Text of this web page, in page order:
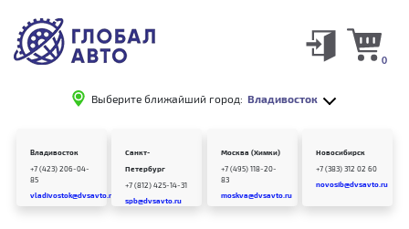
Выберите ближайший город: Владивосток
0
Владивосток
+7 (423) 206-04-
85
vladivostok@dvsavto.ru
Санкт-
Петербург
+7 (812) 425-14-31
spb@dvsavto.ru
Москва (Химки)
+7 (495) 118-20-
83
moskva@dvsavto.ru
Новосибирск
+7 (383) 312 02 60
novosib@dvsavto.ru